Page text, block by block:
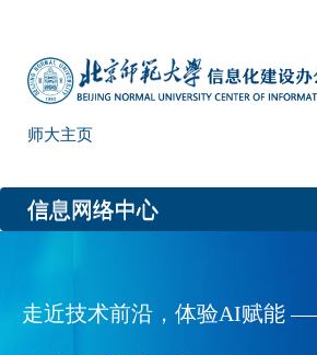
师大主页
信息网络中心
走近技术前沿，体验AI赋能